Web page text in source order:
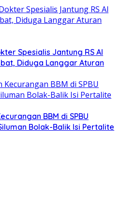
Spesialis Jantung RS Al
Diduga Langgar Aturan
BBM di SPBU
Bolak-Balik Isi Pertalite